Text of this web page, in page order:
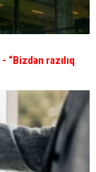
- “Bizdən razılıq